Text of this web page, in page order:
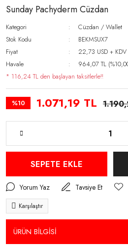
Sunday Pachyderm Cüzdan
Kategori
Cüzdan / Wallet
Stok Kodu
BEKMSUX7
Fiyat
22,73 USD + KDV
Havale
964,07 TL
* 116,24 TL den başlayan taksitlerle!!
%10 1.071,19 TL
SEPETE EKLE
Yorum Yaz Tavsiye Et
Karşılaştır
ÜRÜN BİLGİSİ